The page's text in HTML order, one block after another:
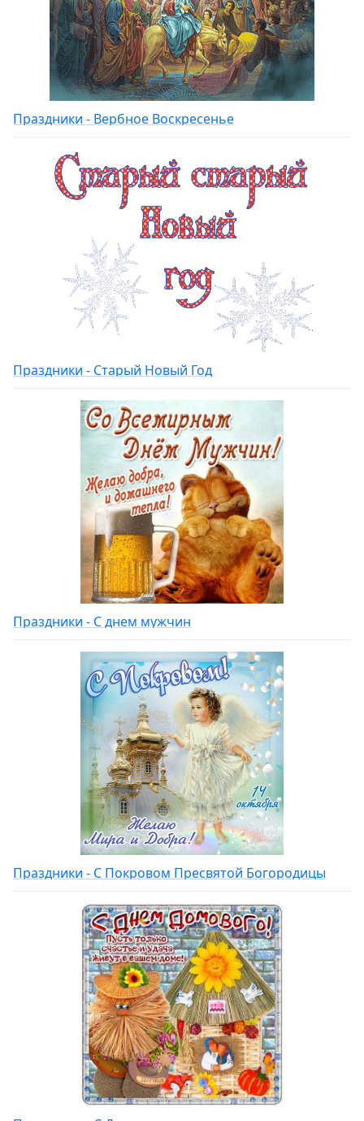
Праздники - Вербное Воскресенье
Праздники - Старый Новый Год
Праздники - С днем мужчин
Праздники - С Покровом Пресвятой Богородицы